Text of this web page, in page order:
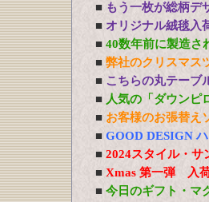
■ もう一枚が総柄デ
■ オリジナル絨毯入
■ 40数年前に製造さ
■ 弊社のクリスマス
■ こちらの丸テーブ
■ 人気の「ダウンピ
■ お客様のお張替え
■ GOOD DESIGN
■ 2024スタイル・
■ Xmas 第一弾 入荷
■ 今日のギフト・マ